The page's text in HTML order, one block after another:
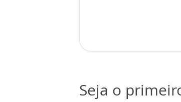
Seja o